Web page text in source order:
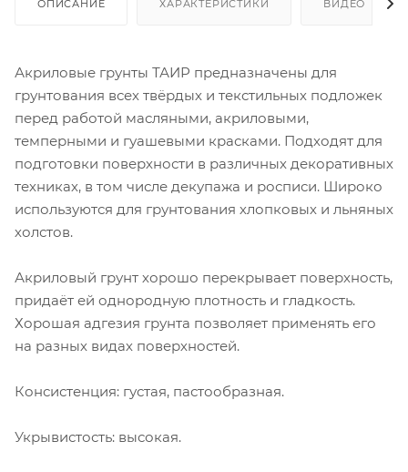
ОПИСАНИЕ ХАРАКТЕРИСТИКИ ВИДЕО
Акриловые грунты ТАИР предназначены для
грунтования всех твёрдых и текстильных подложек
перед работой масляными, акриловыми,
темперными и гуашевыми красками. Подходят для
подготовки поверхности в различных декоративных
техниках, в том числе декупажа и росписи. Широко
используются для грунтования хлопковых и льняных
холстов.
Акриловый грунт хорошо перекрывает поверхность,
придаёт ей однородную плотность и гладкость.
Хорошая адгезия грунта позволяет применять его
на разных видах поверхностей.
Консистенция: густая, пастообразная.
Укрывистость: высокая.